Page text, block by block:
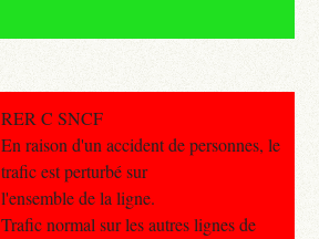
RER C SNCF
En raison d'un accident de personnes, le
trafic est perturbé sur
l'ensemble de la ligne.
Trafic normal sur les autres lignes de